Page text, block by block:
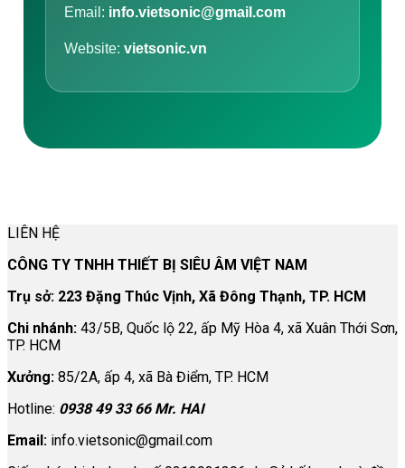
Email: info.vietsonic@gmail.com
Website: vietsonic.vn
LIÊN HỆ
CÔNG TY TNHH THIẾT BỊ SIÊU ÂM VIỆT NAM
Trụ sở: 223 Đặng Thúc Vịnh, Xã Đông Thạnh, TP. HCM
Chi nhánh: 43/5B, Quốc lộ 22, ấp Mỹ Hòa 4, xã Xuân Thới Sơn,
TP. HCM
Xưởng: 85/2A, ấp 4, xã Bà Điểm, TP. HCM
Hotline: 0938 49 33 66 Mr. HAI
Email: info.vietsonic@gmail.com